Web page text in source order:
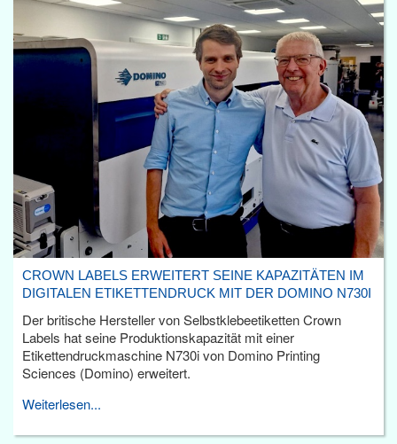
CROWN LABELS ERWEITERT SEINE KAPAZITÄTEN IM
DIGITALEN ETIKETTENDRUCK MIT DER DOMINO N730I
Der britische Hersteller von Selbstklebeetiketten Crown
Labels hat seine Produktionskapazität mit einer
Etikettendruckmaschine N730i von Domino Printing
Sciences (Domino) erweitert.
Weiterlesen...